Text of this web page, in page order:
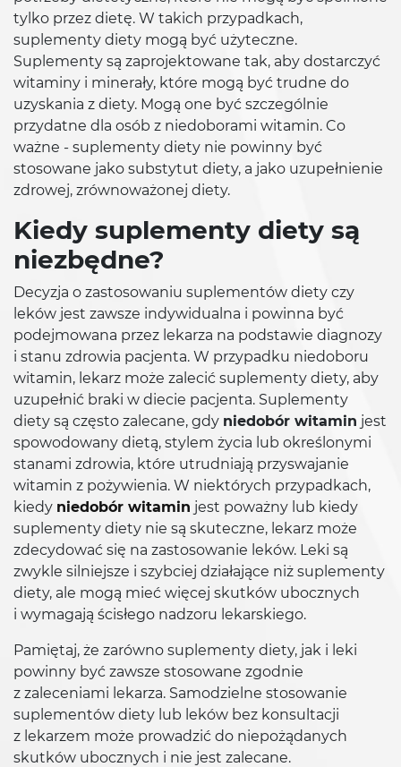
tylko przez dietę. W takich przypadkach,
suplementy diety mogą być użyteczne.
Suplementy są zaprojektowane tak, aby dostarczyć
witaminy i minerały, które mogą być trudne do
uzyskania z diety. Mogą one być szczególnie
przydatne dla osób z niedoborami witamin. Co
ważne - suplementy diety nie powinny być
stosowane jako substytut diety, a jako uzupełnienie
zdrowej, zrównoważonej diety.
Kiedy suplementy diety są
niezbędne?
Decyzja o zastosowaniu suplementów diety czy
leków jest zawsze indywidualna i powinna być
podejmowana przez lekarza na podstawie diagnozy
i stanu zdrowia pacjenta. W przypadku niedoboru
witamin, lekarz może zalecić suplementy diety, aby
uzupełnić braki w diecie pacjenta. Suplementy
diety są często zalecane, gdy niedobór witamin jest
spowodowany dietą, stylem życia lub określonymi
stanami zdrowia, które utrudniają przyswajanie
witamin z pożywienia. W niektórych przypadkach,
kiedy niedobór witamin jest poważny lub kiedy
suplementy diety nie są skuteczne, lekarz może
zdecydować się na zastosowanie leków. Leki są
zwykle silniejsze i szybciej działające niż suplementy
diety, ale mogą mieć więcej skutków ubocznych
i wymagają ścisłego nadzoru lekarskiego.
Pamiętaj, że zarówno suplementy diety, jak i leki
powinny być zawsze stosowane zgodnie
z zaleceniami lekarza. Samodzielne stosowanie
suplementów diety lub leków bez konsultacji
z lekarzem może prowadzić do niepożądanych
skutków ubocznych i nie jest zalecane.